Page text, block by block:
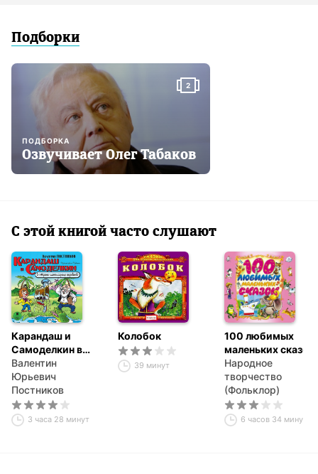
Подборки
2
ПОДБОРКА
Озвучивает Олег Табаков
С этой книгой часто слушают
Карандаш и
Самоделкин в
стране
шоколадных
деревьев
Валентин
Юрьевич
Постников
3 часа 28 минут
Колобок
39 минут
100 любимых
маленьких сказок
Народное
творчество
(Фольклор)
6 часов 34 минуты